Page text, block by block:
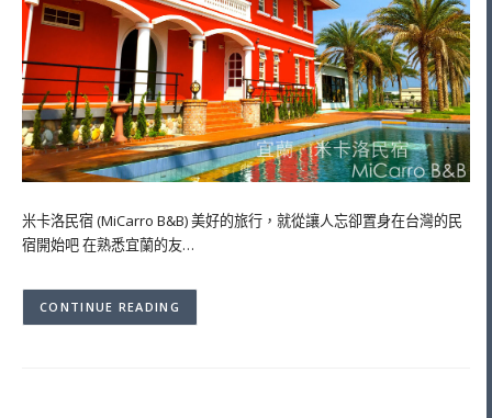
米卡洛民宿 (MiCarro B&B) 美好的旅行，就從讓人忘卻置身在台灣的民
宿開始吧 在熟悉宜蘭的友…
CONTINUE READING